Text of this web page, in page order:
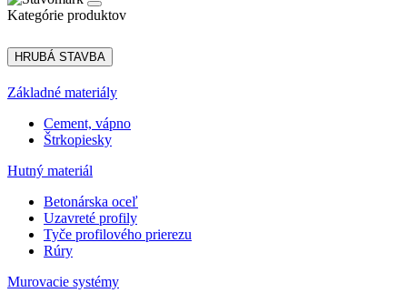
Kategórie produktov
HRUBÁ STAVBA
Základné materiály
Cement, vápno
Štrkopiesky
Hutný materiál
Betonárska oceľ
Uzavreté profily
Tyče profilového prierezu
Rúry
Murovacie systémy